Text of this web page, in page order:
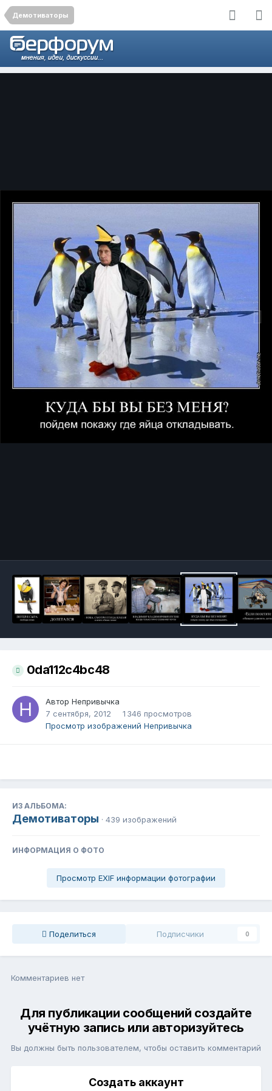
Демотиваторы
0da112c4bc48
Автор Непривычка
7 сентября, 2012
1 346 просмотров
Просмотр изображений Непривычка
ИЗ АЛЬБОМА:
Демотиваторы · 439 изображений
ИНФОРМАЦИЯ О ФОТО
Просмотр EXIF информации фотографии
Поделиться Подписчики 0
Комментариев нет
Для публикации сообщений создайте
учётную запись или авторизуйтесь
Вы должны быть пользователем, чтобы оставить комментарий
Создать аккаунт